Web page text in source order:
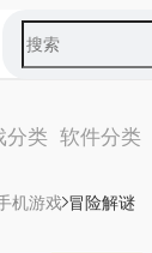
分类 软件分类
机游戏 冒险解谜